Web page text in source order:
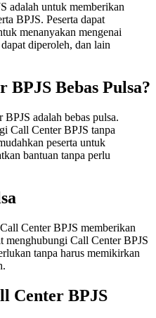
adalah untuk memberikan
BPJS. Peserta dapat
menanyakan mengenai
diperoleh, dan lain
BPJS Bebas Pulsa?
adalah bebas pulsa.
Call Center BPJS tanpa
peserta untuk
bantuan tanpa perlu
Center BPJS memberikan
menghubungi Call Center BPJS
tanpa harus memikirkan
Center BPJS